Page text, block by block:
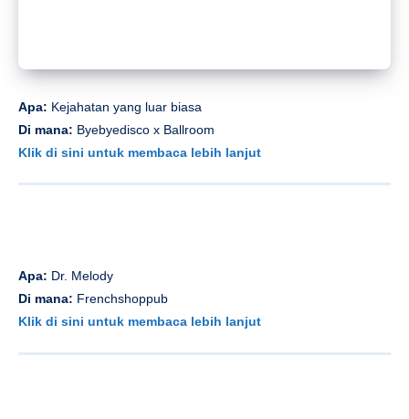
Apa: Kejahatan yang luar biasa
Di mana: Byebyedisco x Ballroom
Klik di sini untuk membaca lebih lanjut
Apa: Dr. Melody
Di mana: Frenchshoppub
Klik di sini untuk membaca lebih lanjut